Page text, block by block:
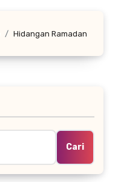
Hidangan Ramadan
Cari